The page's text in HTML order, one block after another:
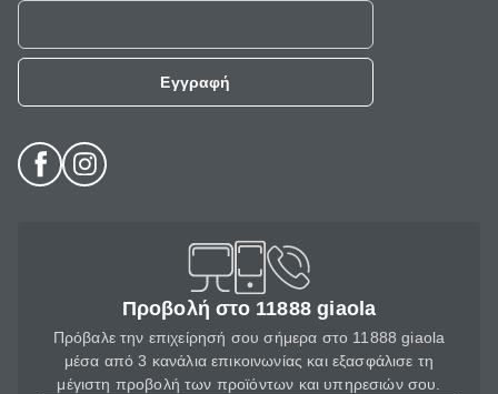
Εγγραφή
Προβολή στο 11888 giaola
Πρόβαλε την επιχείρησή σου σήμερα στο 11888 giaola
μέσα από 3 κανάλια επικοινωνίας και εξασφάλισε τη
μέγιστη προβολή των προϊόντων και υπηρεσιών σου.